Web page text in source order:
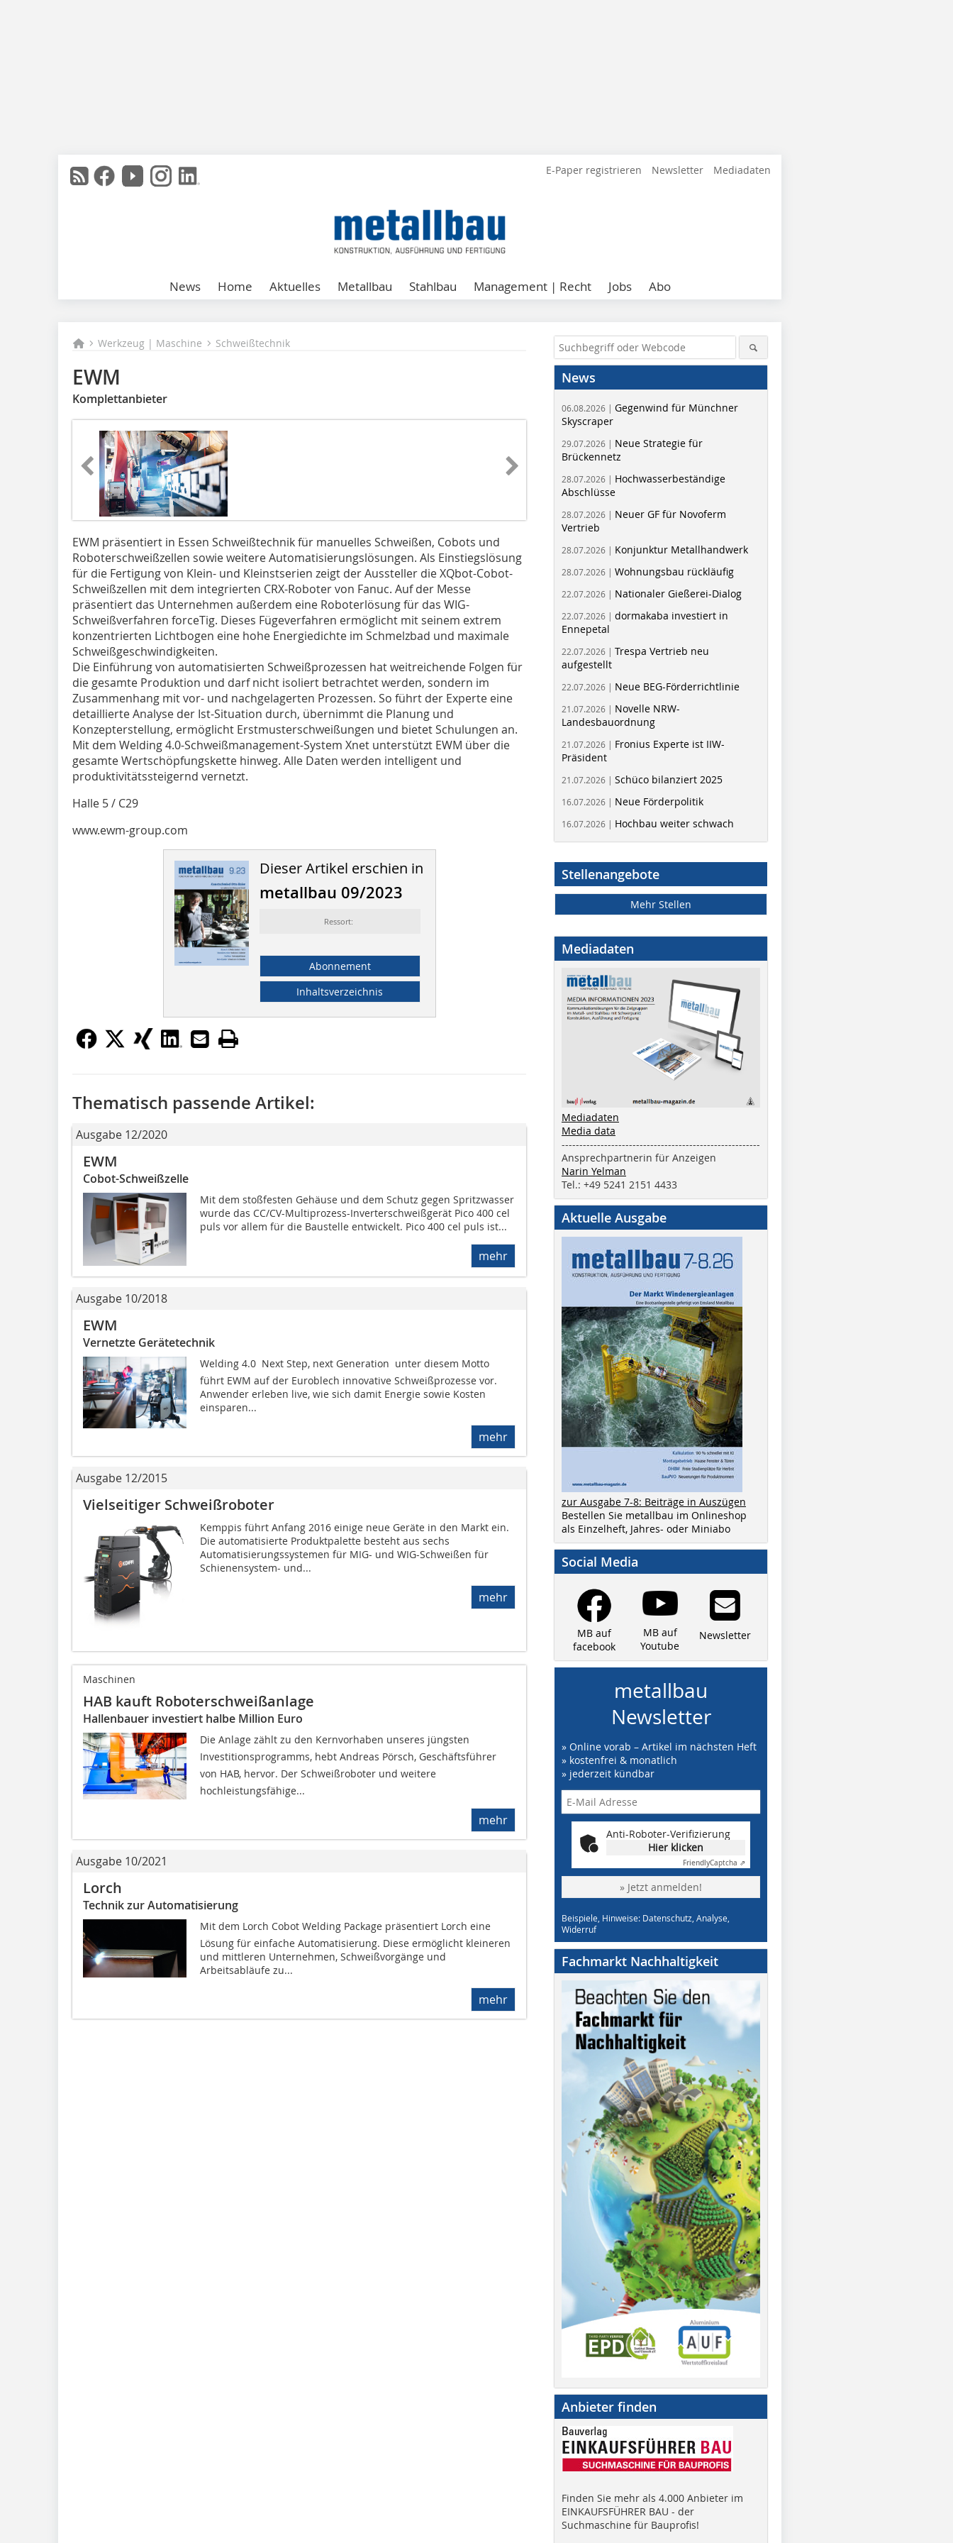
E-Paper registrieren Newsletter Mediadaten
News Home Aktuelles Metallbau Stahlbau Management | Recht Jobs Abo
Werkzeug | Maschine Schweißtechnik
EWM
Komplettanbieter
EWM präsentiert in Essen Schweißtechnik für manuelles Schweißen, Cobots und
Roboterschweißzellen sowie weitere Automatisierungslösungen. Als Einstiegslösung
für die Fertigung von Klein- und Kleinstserien zeigt der Aussteller die XQbot-Cobot-
Schweißzellen mit dem integrierten CRX-Roboter von Fanuc. Auf der Messe
präsentiert das Unternehmen außerdem eine Roboterlösung für das WIG-
Schweißverfahren forceTig. Dieses Fügeverfahren ermöglicht mit seinem extrem
konzentrierten Lichtbogen eine hohe Energiedichte im Schmelzbad und maximale
Schweißgeschwindigkeiten.
Die Einführung von automatisierten Schweißprozessen hat weitreichende Folgen für
die gesamte Produktion und darf nicht isoliert betrachtet werden, sondern im
Zusammenhang mit vor- und nachgelagerten Prozessen. So führt der Experte eine
detaillierte Analyse der Ist-Situation durch, übernimmt die Planung und
Konzepterstellung, ermöglicht Erstmusterschweißungen und bietet Schulungen an.
Mit dem Welding 4.0-Schweißmanagement-System Xnet unterstützt EWM über die
gesamte Wertschöpfungskette hinweg. Alle Daten werden intelligent und
produktivitätssteigernd vernetzt.
Halle 5 / C29
www.ewm-group.com
Dieser Artikel erschien in
metallbau 09/2023
Ressort:
Abonnement
Inhaltsverzeichnis
Thematisch passende Artikel:
Ausgabe 12/2020
EWM
Cobot-Schweißzelle
Mit dem stoßfesten Gehäuse und dem Schutz gegen Spritzwasser
wurde das CC/CV-Multiprozess-Inverterschweißgerät Pico 400 cel
puls vor allem für die Baustelle entwickelt. Pico 400 cel puls ist...
mehr
Ausgabe 10/2018
EWM
Vernetzte Gerätetechnik
Welding 4.0  Next Step, next Generation  unter diesem Motto
führt EWM auf der Euroblech innovative Schweißprozesse vor.
Anwender erleben live, wie sich damit Energie sowie Kosten
einsparen...
mehr
Ausgabe 12/2015
Vielseitiger Schweißroboter
Kemppis führt Anfang 2016 einige neue Geräte in den Markt ein.
Die automatisierte Produktpalette besteht aus sechs
Automatisierungssystemen für MIG- und WIG-Schweißen für
Schienensystem- und...
mehr
Maschinen
HAB kauft Roboterschweißanlage
Hallenbauer investiert halbe Million Euro
Die Anlage zählt zu den Kernvorhaben unseres jüngsten
Investitionsprogramms, hebt Andreas Pörsch, Geschäftsführer
von HAB, hervor. Der Schweißroboter und weitere
hochleistungsfähige...
mehr
Ausgabe 10/2021
Lorch
Technik zur Automatisierung
Mit dem Lorch Cobot Welding Package präsentiert Lorch eine
Lösung für einfache Automatisierung. Diese ermöglicht kleineren
und mittleren Unternehmen, Schweißvorgänge und
Arbeitsabläufe zu...
mehr
News
06.08.2026 | Gegenwind für Münchner
Skyscraper
29.07.2026 | Neue Strategie für
Brückennetz
28.07.2026 | Hochwasserbeständige
Abschlüsse
28.07.2026 | Neuer GF für Novoferm
Vertrieb
28.07.2026 | Konjunktur Metallhandwerk
28.07.2026 | Wohnungsbau rückläufig
22.07.2026 | Nationaler Gießerei-Dialog
22.07.2026 | dormakaba investiert in
Ennepetal
22.07.2026 | Trespa Vertrieb neu
aufgestellt
22.07.2026 | Neue BEG-Förderrichtlinie
21.07.2026 | Novelle NRW-
Landesbauordnung
21.07.2026 | Fronius Experte ist IIW-
Präsident
21.07.2026 | Schüco bilanziert 2025
16.07.2026 | Neue Förderpolitik
16.07.2026 | Hochbau weiter schwach
Stellenangebote
Mehr Stellen
Mediadaten
Mediadaten
Media data
--------------------------------------------------------
Ansprechpartnerin für Anzeigen
Narin Yelman
Tel.: +49 5241 2151 4433
Aktuelle Ausgabe
zur Ausgabe 7-8: Beiträge in Auszügen
Bestellen Sie metallbau im Onlineshop
als Einzelheft, Jahres- oder Miniabo
Social Media
MB auf
facebook
MB auf
Youtube
Newsletter
metallbau
Newsletter
» Online vorab – Artikel im nächsten Heft
» kostenfrei & monatlich
» jederzeit kündbar
Anti-Roboter-Verifizierung
Hier klicken
FriendlyCaptcha ⇗
» Jetzt anmelden!
Beispiele, Hinweise: Datenschutz, Analyse,
Widerruf
Fachmarkt Nachhaltigkeit
Anbieter finden
Finden Sie mehr als 4.000 Anbieter im
EINKAUFSFÜHRER BAU - der
Suchmaschine für Bauprofis!